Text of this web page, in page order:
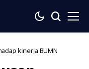
kinerja BUMN